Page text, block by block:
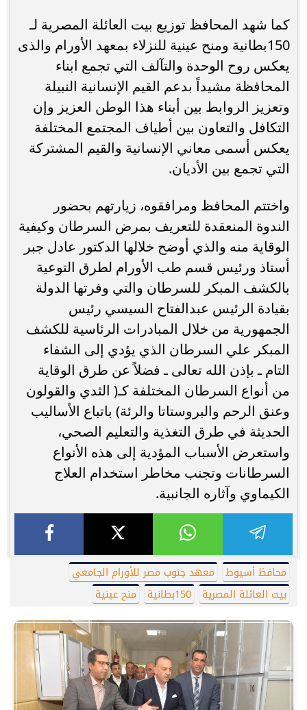
كما شهد المحافظ توزيع بيت العائلة المصرية لـ
150بطانية ومنح عينية للنزلاء بمعهد الأورام والذى
يعكس روح الوحدة والتآلف التي تجمع ابناء
المحافظة مشيداً بدعم القيم الإنسانية النبيلة
وتعزيز الروابط بين أبناء هذا الوطن العزيز وإن
التكافل والتعاون بين أطياف المجتمع المختلفة
يعكس أسمى معاني الإنسانية والقيم المشتركة
التي تجمع بين الأديان.
واختتم المحافظ ومرافقوه، زيارتهم بحضور
الندوة المنعقدة للتعريف بمرض السرطان وكيفية
الوقاية منه والذي أوضح خلالها الدكتور عادل جبر
أستاذ ورئيس قسم طب الأورام لطرق التوعية
بالكشف المبكر للسرطان والتي وفرتها الدولة
بقيادة الرئيس عبدالفتاح السيسي رئيس
الجمهورية من خلال المبادرات الرئاسية للكشف
المبكر علي السرطان الذي يؤدي إلى الشفاء
التام ـ بإذن الله تعالى ـ فضلاً عن طرق الوقاية
من أنواع السرطان المختلفة كـ( الثدي والقولون
وعنق الرحم والبروستاتا والرئة) باتباع الأساليب
الحديثة في طرق التغذية والتعليم الصحي،
واستعرض الأسباب المؤدية إلى هذه الأنواع
السرطانات وتجنب مخاطر استخدام العلاج
الكيماوي وآثاره الجانبية.
محافظ أسيوط
معهد جنوب مصر للأورام الجامعي
بيت العائلة المصرية
150بطانية منح عينية